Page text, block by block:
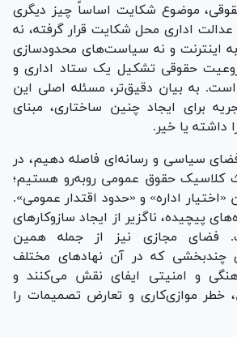
موضوع شکایت اساساً چیز دیگری
اداری محل شکایت قرار گرفته، نه
اینترنت و نه سیاست‌های محدودسازی
حقوقی تشکیل یک ستاد اداری و
به بیان دقیق‌تر، مسئله اصلی این
برای ایجاد چنین ساختاری، مبنای
داشته یا خیر.
فضای سیاسی و رسانه‌ای فاصله دهیم، در
کلاسیک حقوق عمومی روبه‌رو هستیم؛
اداره» و «حدود اقتدار عمومی».
پیچیده، ناگزیر از ایجاد سازوکار‌های
فضای مجازی نیز از جمله همین
چندبخشی که در آن نهاد‌های مختلف
و امنیتی ایفای نقش می‌کنند و
خطر موازی‌کاری و تعارض تصمیمات را